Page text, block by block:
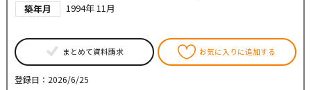
築年月
1994年 11月
まとめて資料請求 お気に入りに追加する
登録日：2026/6/25